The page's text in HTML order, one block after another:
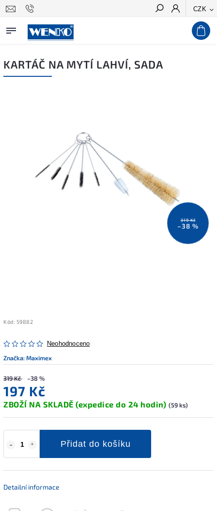
CZK
Hledat
KARTÁČ NA MYTÍ LAHVÍ, SADA
319 Kč
–38 %
Kód: 59882
Neohodnoceno
Značka:Maximex
319 Kč –38 %
197 Kč
ZBOŽÍ NA SKLADĚ (expedice do 24 hodin) (59 ks)
Přidat do košíku
Detailní informace